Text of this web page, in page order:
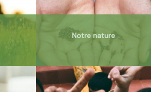
Notre nature